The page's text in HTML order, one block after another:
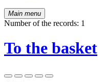
Main menu
Number of the records: 1
To the basket